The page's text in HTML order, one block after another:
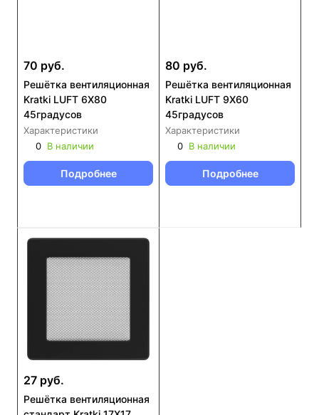
70 руб.
Решётка вентиляционная
Kratki LUFT 6Х80
45градусов
Характеристики
0 В наличии
Подробнее
80 руб.
Решётка вентиляционная
Kratki LUFT 9Х60
45градусов
Характеристики
0 В наличии
Подробнее
27 руб.
Решётка вентиляционная